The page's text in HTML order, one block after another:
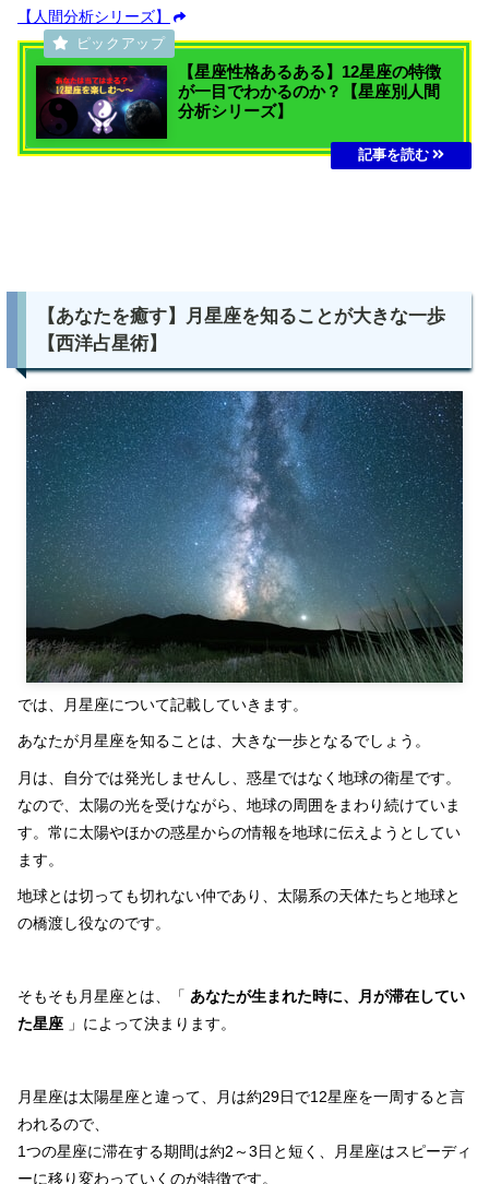
【人間分析シリーズ】
【星座性格あるある】12星座の特徴
が一目でわかるのか？【星座別人間
分析シリーズ】
【あなたを癒す】月星座を知ることが大きな一歩
【西洋占星術】
では、月星座について記載していきます。
あなたが月星座を知ることは、大きな一歩となるでしょう。
月は、自分では発光しませんし、惑星ではなく地球の衛星です。
なので、太陽の光を受けながら、地球の周囲をまわり続けていま
す。常に太陽やほかの惑星からの情報を地球に伝えようとしてい
ます。
地球とは切っても切れない仲であり、太陽系の天体たちと地球と
の橋渡し役なのです。
そもそも月星座とは、「 あなたが生まれた時に、月が滞在してい
た星座 」によって決まります。
月星座は太陽星座と違って、月は約29日で12星座を一周すると言
われるので、
1つの星座に滞在する期間は約2～3日と短く、月星座はスピーディ
ーに移り変わっていくのが特徴です。